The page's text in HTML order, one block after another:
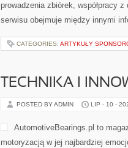
prowadzenia zbiórek, współpracy
serwisu obejmuje między innymi
CATEGORIES: ARTYKUŁY
TECHNIKA I
POSTED BY ADMIN LIP - 10 -
AutomotiveBearings.pl to
motoryzacją w jej najbardziej